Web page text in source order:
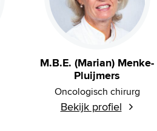
M.B.E. (Marian) Menke-
Pluijmers
Oncologisch chirurg
Bekijk profiel